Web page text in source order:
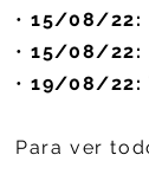
•15/08/22:
•15/08/22:
•19/08/22:
Para ver